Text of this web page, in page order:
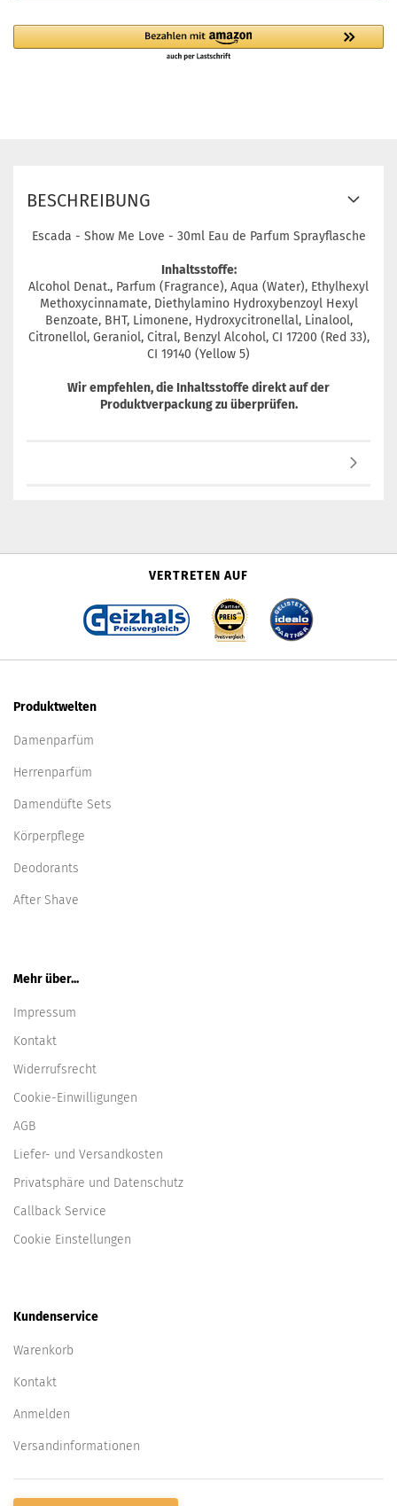
BESCHREIBUNG
Escada - Show Me Love - 30ml Eau de Parfum Sprayflasche
Inhaltsstoffe:
Alcohol Denat., Parfum (Fragrance), Aqua (Water), Ethylhexyl
Methoxycinnamate, Diethylamino Hydroxybenzoyl Hexyl
Benzoate, BHT, Limonene, Hydroxycitronellal, Linalool,
Citronellol, Geraniol, Citral, Benzyl Alcohol, CI 17200 (Red 33),
CI 19140 (Yellow 5)
Wir empfehlen, die Inhaltsstoffe direkt auf der
Produktverpackung zu überprüfen.
VERTRETEN AUF
Produktwelten
Damenparfüm
Herrenparfüm
Damendüfte Sets
Körperpflege
Deodorants
After Shave
Mehr über...
Impressum
Kontakt
Widerrufsrecht
Cookie-Einwilligungen
AGB
Liefer- und Versandkosten
Privatsphäre und Datenschutz
Callback Service
Cookie Einstellungen
Kundenservice
Warenkorb
Kontakt
Anmelden
Versandinformationen